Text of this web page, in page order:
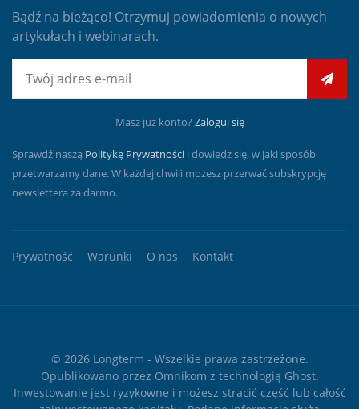
Bądź na bieżąco! Otrzymuj powiadomienia o nowych
artykułach i webinarach.
Masz już konto? Zaloguj się
Sprawdź naszą Politykę Prywatności i dowiedz się, w jaki sposób
przetwarzamy dane. W każdej chwili możesz przerwać subskrypcję
newslettera za darmo.
Prywatność Warunki O nas Kontakt
© 2026 Longterm - Wszelkie prawa zastrzeżone.
Opublikowano przez Omnikom z technologią Ghost.
Inwestowanie jest ryzykowne i możesz stracić część lub całość